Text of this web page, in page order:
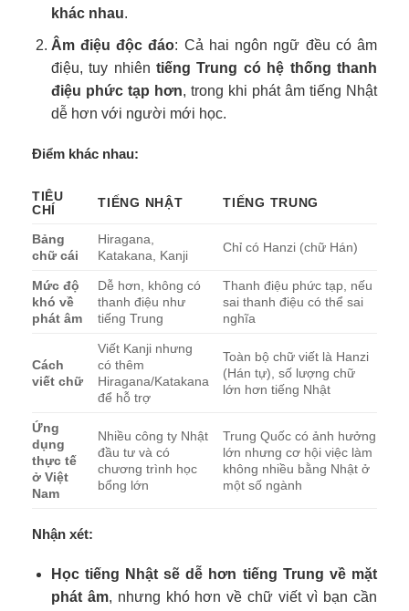
khác nhau.
Âm điệu độc đáo: Cả hai ngôn ngữ đều có âm
điệu, tuy nhiên tiếng Trung có hệ thống thanh
điệu phức tạp hơn, trong khi phát âm tiếng Nhật
dễ hơn với người mới học.
Điểm khác nhau:
TIÊU
CHÍ
TIẾNG NHẬT TIẾNG TRUNG
Bảng
chữ cái
Hiragana,
Katakana, Kanji
Chỉ có Hanzi (chữ Hán)
Mức độ
khó về
phát âm
Dễ hơn, không có
thanh điệu như
tiếng Trung
Thanh điệu phức tạp, nếu
sai thanh điệu có thể sai
nghĩa
Cách
viết chữ
Viết Kanji nhưng
có thêm
Hiragana/Katakana
để hỗ trợ
Toàn bộ chữ viết là Hanzi
(Hán tự), số lượng chữ
lớn hơn tiếng Nhật
Ứng
dụng
thực tế
ở Việt
Nam
Nhiều công ty Nhật
đầu tư và có
chương trình học
bổng lớn
Trung Quốc có ảnh hưởng
lớn nhưng cơ hội việc làm
không nhiều bằng Nhật ở
một số ngành
Nhận xét:
Học tiếng Nhật sẽ dễ hơn tiếng Trung về mặt
phát âm, nhưng khó hơn về chữ viết vì bạn cần